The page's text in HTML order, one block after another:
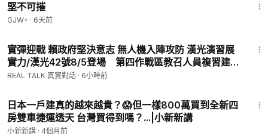
堅不可摧
GJW+ · 6天前
實彈迎戰 賴政府堅決意志 無人機入陣攻防 漢光演習展
實力/漢光42號8/5登場 第四作戰區教召人員複習建制
武器/台美攜手！漢光演習結合全社會韌性「多域拒止」
REAL TALK 真實對話 · 6小時前
日本一戶建真的越來越貴？😱但一樣800萬買到全新四
房雙車捷運透天 台灣買得到嗎？...|小新新講
小新新講 · 4個月前